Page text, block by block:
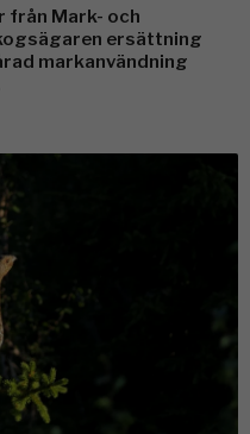
från Mark- och
ersättning
markanvändning